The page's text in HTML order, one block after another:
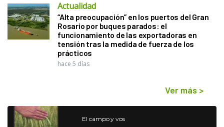
Actualidad
“Alta preocupación” en los puertos del Gran
Rosario por buques parados: el
funcionamiento de las exportadoras en
tensión tras la medida de fuerza de los
prácticos
hace 5 días
Ver más >
El campo y vos